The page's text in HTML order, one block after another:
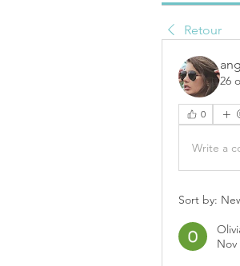
Retour
26
0
Write a
Sort by:
Nov